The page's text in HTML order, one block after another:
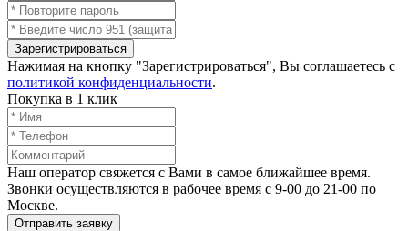
Зарегистрироваться
Нажимая на кнопку "Зарегистрироваться", Вы соглашаетесь с
политикой конфиденциальности.
Покупка в 1 клик
Наш оператор свяжется с Вами в самое ближайшее время.
Звонки осуществляются в рабочее время с 9-00 до 21-00 по
Москве.
Отправить заявку